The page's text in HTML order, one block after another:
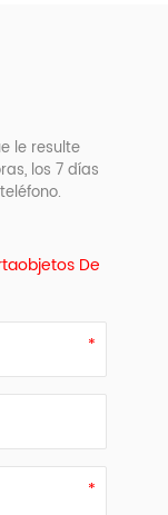
le resulte
los 7 días
De